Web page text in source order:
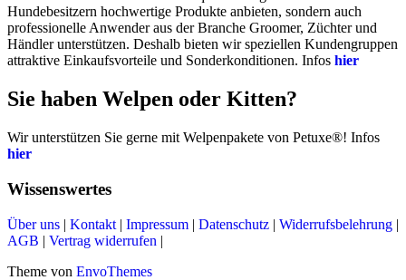
Hundebesitzern hochwertige Produkte anbieten, sondern auch
professionelle Anwender aus der Branche Groomer, Züchter und
Händler unterstützen. Deshalb bieten wir speziellen Kundengruppen
attraktive Einkaufsvorteile und Sonderkonditionen. Infos hier
Sie haben Welpen oder Kitten?
Wir unterstützen Sie gerne mit Welpenpakete von Petuxe®! Infos
hier
Wissenswertes
Über uns | Kontakt | Impressum | Datenschutz | Widerrufsbelehrung |
AGB | Vertrag widerrufen |
Theme von EnvoThemes